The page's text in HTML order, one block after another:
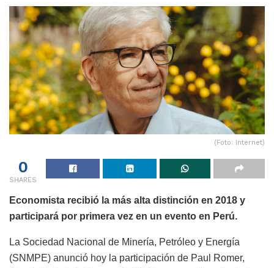
(Foto: Internet)
0
SHARES
Economista recibió la más alta distinción en 2018 y
participará por primera vez en un evento en Perú.
La Sociedad Nacional de Minería, Petróleo y Energía
(SNMPE) anunció hoy la participación de Paul Romer,